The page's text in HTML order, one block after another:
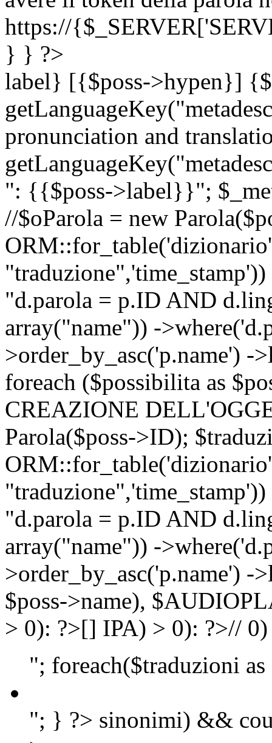
https://
} } ?>
label} [{$poss->hypen}]
pronunciation and
": {{$poss->label}}";
//$oParola = new
"d.parola = p.ID AND
array("name")) -
>order_by_asc('p.name')
foreach ($possibilita as
CREAZIONE
Parola($poss->ID);
"d.parola = p.ID AND
array("name")) -
>order_by_asc('p.name')
$poss->name),
> 0): ?>[] IPA) > 0): ?>//
"; foreach($traduzioni
"; } ?> sinonimi) &&